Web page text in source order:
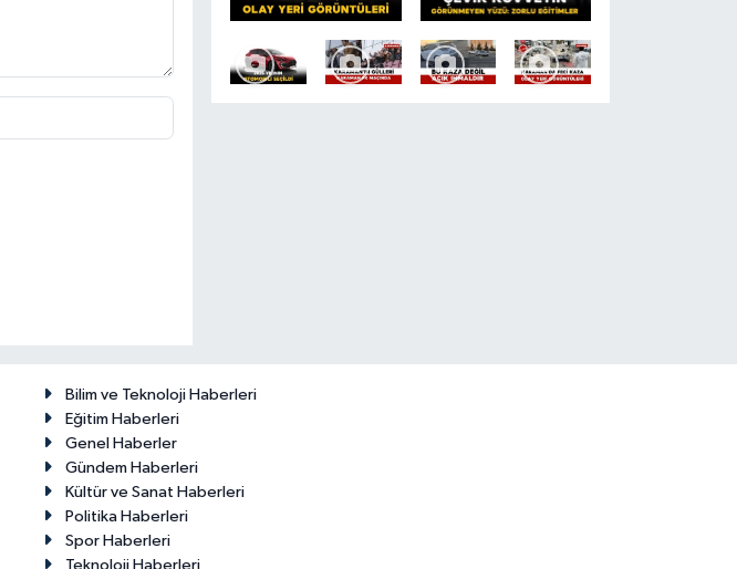
Bilim ve Teknoloji Haberleri
Eğitim Haberleri
Genel Haberler
Gündem Haberleri
Kültür ve Sanat Haberleri
Politika Haberleri
Spor Haberleri
Teknoloji Haberleri